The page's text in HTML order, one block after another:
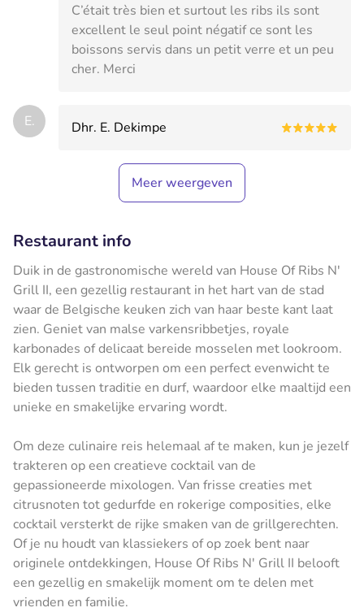
C’était très bien et surtout les ribs ils sont
excellent le seul point négatif ce sont les
boissons servis dans un petit verre et un peu
cher. Merci
E. Dhr. E. Dekimpe
Meer weergeven
Restaurant info
Duik in de gastronomische wereld van House Of Ribs N'
Grill II, een gezellig restaurant in het hart van de stad
waar de Belgische keuken zich van haar beste kant laat
zien. Geniet van malse varkensribbetjes, royale
karbonades of delicaat bereide mosselen met lookroom.
Elk gerecht is ontworpen om een perfect evenwicht te
bieden tussen traditie en durf, waardoor elke maaltijd een
unieke en smakelijke ervaring wordt.
Om deze culinaire reis helemaal af te maken, kun je jezelf
trakteren op een creatieve cocktail van de
gepassioneerde mixologen. Van frisse creaties met
citrusnoten tot gedurfde en rokerige composities, elke
cocktail versterkt de rijke smaken van de grillgerechten.
Of je nu houdt van klassiekers of op zoek bent naar
originele ontdekkingen, House Of Ribs N' Grill II belooft
een gezellig en smakelijk moment om te delen met
vrienden en familie.